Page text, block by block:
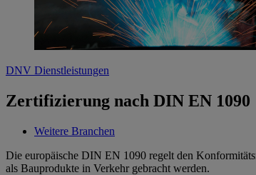
DNV Dienstleistungen
Zertifizierung nach DIN EN 1090
Weitere Branchen
​Die europäische DIN EN 1090 regelt den
als Bauprodukte in Verkehr gebracht werden.